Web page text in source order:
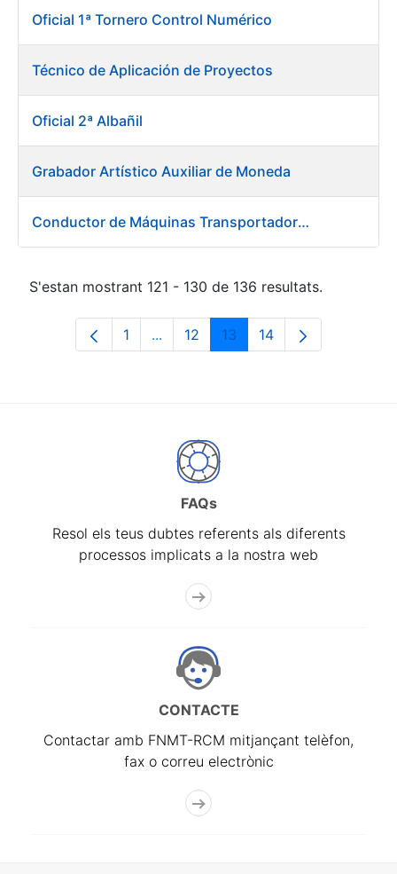
Oficial 1ª Tornero Control Numérico
Técnico de Aplicación de Proyectos
Oficial 2ª Albañil
Grabador Artístico Auxiliar de Moneda
Conductor de Máquinas Transportadoras-Elevadoras
S'estan mostrant 121 - 130 de 136 resultats.
Pàgina
1 ...Pàgines intermèdies Utilitzeu TAB
Pàgina
12 Pàgina
13 Pàgina
14
FAQs
Resol els teus dubtes referents als diferents
processos implicats a la nostra web
CONTACTE
Contactar amb FNMT-RCM mitjançant telèfon,
fax o correu electrònic